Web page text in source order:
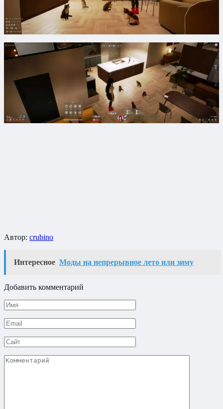
Автор: crubino
Интересное Моды на непрерывное лето или зиму
Добавить комментарий
Имя
*
Email
*
Сайт
Комментарий